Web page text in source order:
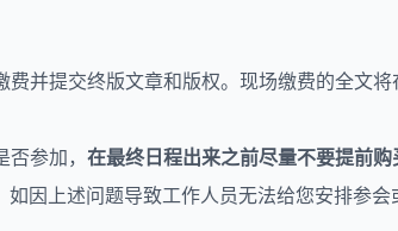
并提交终版文章和版权。现场缴费的全文将
参加， 在最终日程出来之前尽量不要提前
因上述问题导致工作人员无法给您安排参